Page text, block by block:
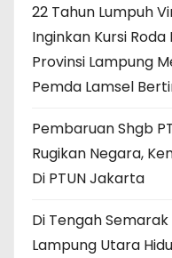
22 Tahun Lumpuh
Inginkan Kursi
Provinsi Lampung
Pemda Lamsel
Pembaruan Shgb
Rugikan Negara,
Di PTUN Jakarta
Di Tengah Semarak
Lampung Utara